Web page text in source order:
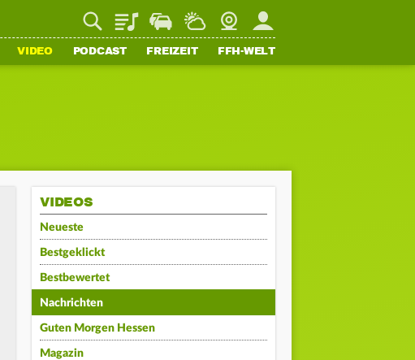
PlaylistStaupilotWetterWebcamMein FFH
VIDEO PODCAST FREIZEIT FFH-WELT
VIDEOS
Neueste
Bestgeklickt
Bestbewertet
Nachrichten
Guten Morgen Hessen
Magazin